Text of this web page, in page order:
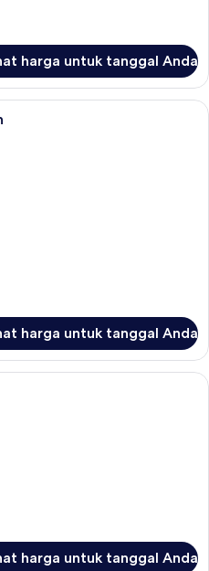
harga untuk tanggal Anda
Seprai premium, Wi-Fi gratis, dan
harga untuk tanggal Anda
Kamar Double untuk 1 Orang |
harga untuk tanggal Anda